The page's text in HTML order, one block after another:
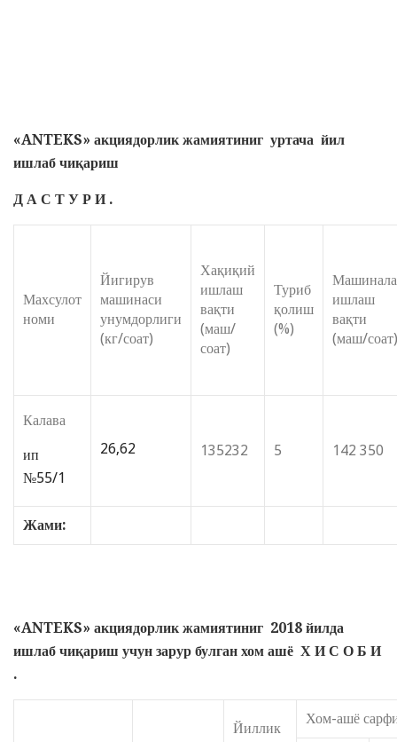
«ANTEKS» акциядорлик жамиятиниг уртача йил
ишлаб чиқариш
Д А С Т У Р И .
Махсулот
номи
Йигирув
машинаси
унумдорлиги
(кг/соат)
Хақиқий
ишлаш
вақти
(маш/
соат)
Туриб
қолиш
(%)
ишлаш
вақти
(маш/соат)
Калава
ип
№55/1
26,62 135232 5 142 350
Жами:
«ANTEKS» акциядорлик жамиятиниг 2018 йилда
ишлаб чиқариш учун зарур булган хом ашё Х И С О Б И
.
Йиллик
Хом-ашё